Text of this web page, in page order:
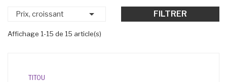
Prix, croissant  FILTRER
Affichage 1-15 de 15 article(s)
TITOU